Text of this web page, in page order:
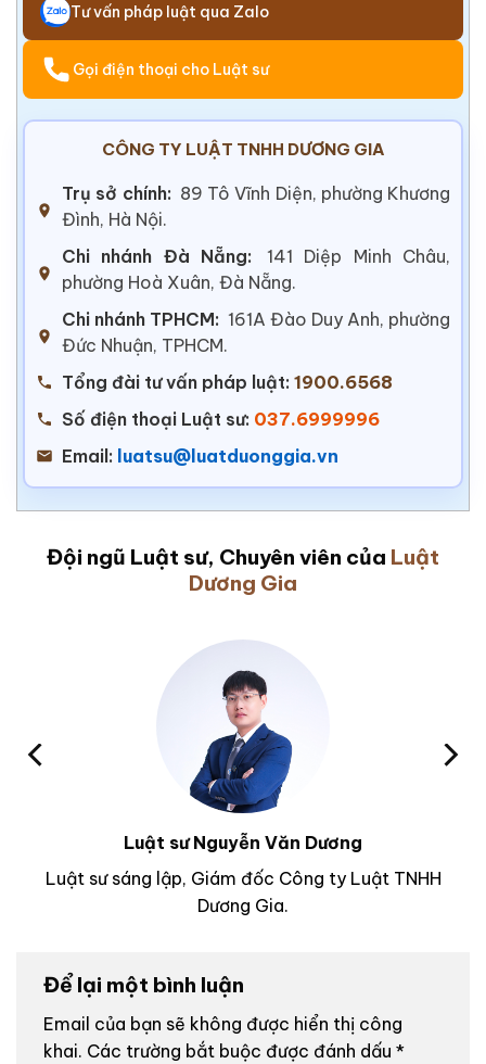
Tư vấn pháp luật qua Zalo
Gọi điện thoại cho Luật sư
CÔNG TY LUẬT TNHH DƯƠNG GIA
Trụ sở chính: 89 Tô Vĩnh Diện, phường Khương
Đình, Hà Nội.
Chi nhánh Đà Nẵng:
141 Diệp Minh Châu,
phường Hoà Xuân, Đà Nẵng.
Chi nhánh TPHCM: 161A Đào Duy Anh, phường
Đức Nhuận, TPHCM.
Tổng đài tư vấn pháp luật: 1900.6568
Số điện thoại Luật sư: 037.6999996
Email: luatsu@luatduonggia.vn
Đội ngũ Luật sư, Chuyên viên của Luật
Dương Gia
Luật sư Nguyễn Văn Dương
Luật sư sáng lập, Giám đốc Công ty Luật TNHH
Dương Gia.
Để lại một bình luận
Email của bạn sẽ không được hiển thị công
khai. Các trường bắt buộc được đánh dấu *